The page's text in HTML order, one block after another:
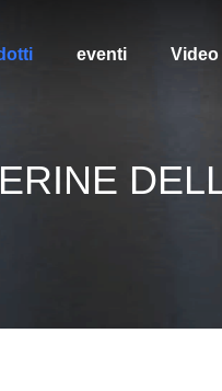
eventi Video